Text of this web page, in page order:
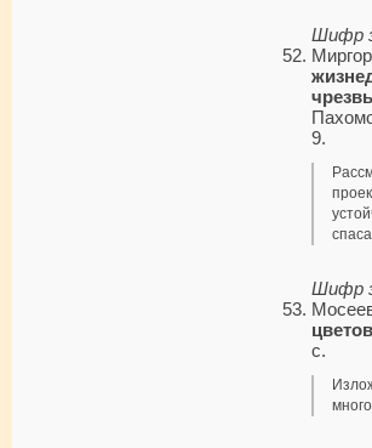
Шифр
9.
Шифр
с.